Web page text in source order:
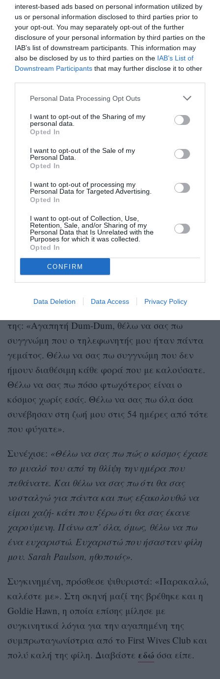
interest-based ads based on personal information utilized by
us or personal information disclosed to third parties prior to
your opt-out. You may separately opt-out of the further
disclosure of your personal information by third parties on the
IAB’s list of downstream participants. This information may
also be disclosed by us to third parties on the IAB’s List of
Downstream Participants that may further disclose it to other
Personal Data Processing Opt Outs
I want to opt-out of the Sharing of my
personal data.
Opted In
I want to opt-out of the Sale of my
Personal Data.
Opted In
I want to opt-out of processing my
Personal Data for Targeted Advertising.
Opted In
I want to opt-out of Collection, Use,
Retention, Sale, and/or Sharing of my
Personal Data that Is Unrelated with the
Purposes for which it was collected.
Opted In
CONFIRM
Data Deletion Data Access Privacy Policy
Δείτε αυτή τη δημοσίευση στο Instagram.
Κλείνοντας την ομιλία της, η Sarah Paulson
διάβασε μια επιστολή που θα ήθελε να έχει
της: «Αγαπητή Dum-Dum, θέλω να σας πω
συγγνώμη που ο τηλεφωνητής μου ήταν πάντα
γεμάτος. Θέλω να σας πω συγγνώμη που δεν
ήμουν διαθέσιμη κάθε φορά που με καλούσατε.
Θέλω να σας πω πόσο φτωχότερος είναι ο
κόσμος χωρίς εσάς. Θέλω να σας πω όλα όσα
συνέβησαν στη ζωή μου στις 54 ημέρες από τότε
που φύγατε».
Συνέχισε: «Θέλω να σας πω πώς ο κόσμος έχασε
το μυαλό του από τη θλίψη την ημέρα που
πεθάνατε. Και θέλω να σας πω ότι θα σας
νοσταλγώ για πάντα και πως εξακολουθώ να
είμαι χαζή- κάτι που ξέρω ότι θα σας έκανε
χαρούμενη. Πάνω απ’ όλα, όμως, θέλω να πω
ένα ευχαριστώ. Ευχαριστώ που ήσασταν φίλη
μου. Sarah Paulson, ηθοποιός».
Συγκινημένη, πρόσθεσε ψιθυριστά: «Παρακαλώ,
καλέστε με». Στη σκηνή μαζί της βρέθηκε και η
Goldie Hawn, η οποία επίσης μίλησε με
συγκινητικά λόγια για την αγαπημένη της
συμπρωταγωνίστρια από το First Wives Club και
πολύ καλή της φίλη. Διαβάστε εδώ όσα είπε.